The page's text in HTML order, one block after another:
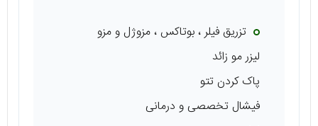
تزریق فیلر ، بوتاکس ، مزوژل و مزو
لیزر مو زائد
پاک کردن تتو
فیشال تخصصی و درمانی